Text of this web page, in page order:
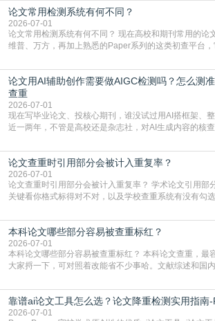
含大量已公开的学术内容、网络原创内容，AI输出内容时
复片
论文常用检测系统有何不同？
2026-07-01
论文常用检测系统有何不同？ 现在高校和期刊常用的论文查重系统主要是知网、
维普、万方，再加上熟悉的Paper系列的这类初查平台，
查数值误导。知网（CNKI）是学校定稿检测的绝对主流
生联合比对库，能比历届学长论文，硕博用VIP/TMLC
库，期刊投稿用AMLMC/SML
论文用AI辅助创作需要做AIGC检测吗？怎么测
查重
2026-07-01
现在写毕业论文、投核心期刊，谁没试过用AI搭框架、
近一两年，不管是高校还是杂志社，对AI生成内容的核查
真的太亏。提前做AIGC检测，已经成了很多过来人交稿
AIGC检测成了论文答辩投稿前的必备项？可能还有不少
框架，内容都是自己写的，至于做AIG
论文查重时引用部分会被计入重复率？
2026-07-01
论文查重时引用部分会被计入重复率？ 学术论文引用部分会不会被算进重复率，
关键看你格式标得对不对，以及学校查重系统有没有勾
独占一行，每条文献用[1][2]方括号编号、与正文一一对
7714（作者、题名、刊名、年、卷期、页码齐全，标点
成功后通常把这段标为引用，
本科论文哪些部分容易被查重标红？
2026-07-01
本科论文哪些部分容易被查重标红？ 本科论文查重，最容易“中招“标红的地方帮
大家捋一下，可对照着改能省不少事哈。文献综述和国
乎一模一样的话，你要是直接复制百度百科、教材或别
一抓一个准，整段飘红。研究背景、意义和方法描述也
用问卷调查法““运用SPSS软件进行数据分
靠谱ai论文工具怎么选？论文降重检测实用指南
2026-07-01